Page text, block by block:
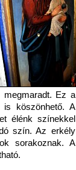
megmaradt. Ez a
köszönhető. A
élénk színekkel
szín. Az erkély
sorakoznak. A